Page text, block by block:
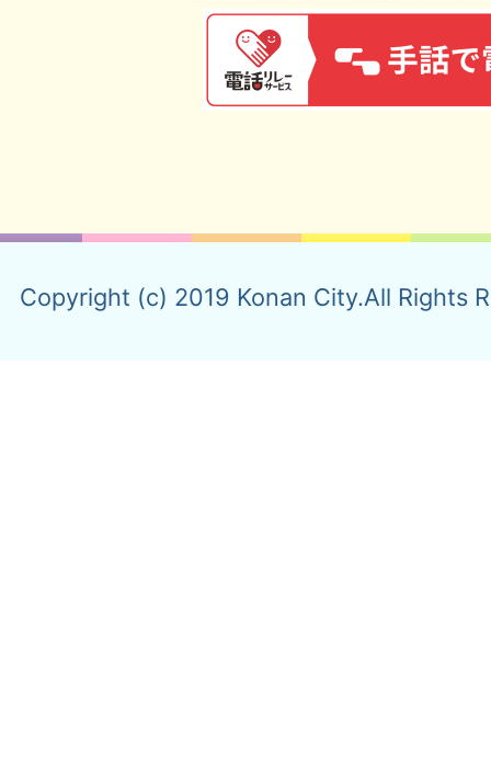
Copyright (c) 2019 Konan City.All Rights